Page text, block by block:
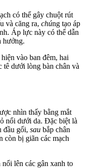
có thể gây chuột rút
và căng ra, chúng tạo áp
Áp lực này có thể dẫn
hưởng.
vào ban đêm, hai
tê dưới lòng bàn chân và
nhìn thấy bằng mắt
nổi dưới da. Đặc biệt là
đầu gối, sau bắp chân
còn bị giãn các mạch
lên các gân xanh to